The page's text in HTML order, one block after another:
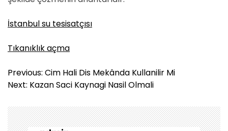
İstanbul su tesisatçısı
Tıkanıklık açma
Y
a
ı
g
Previous: Cim Hali Dis Mekânda Kullanilir Mi
Next: Kazan Saci Kaynagi Nasil Olmali